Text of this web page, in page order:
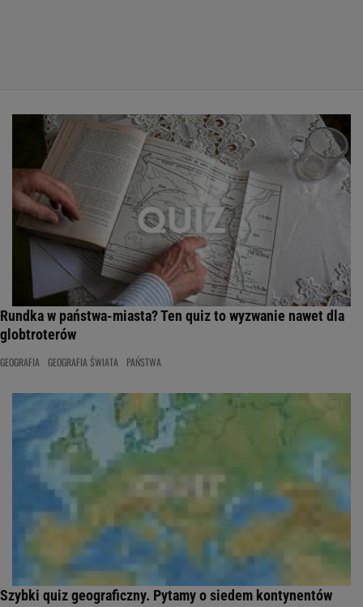
Rundka w państwa-miasta? Ten quiz to wyzwanie nawet dla
globtroterów
GEOGRAFIA GEOGRAFIA ŚWIATA PAŃSTWA
Szybki quiz geograficzny. Pytamy o siedem kontynentów